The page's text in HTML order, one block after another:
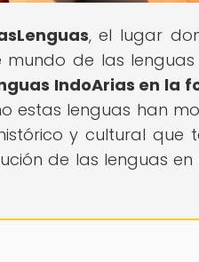
, el lugar
mundo de las
IndoArias en
estas lenguas han
y cultural que
de las lenguas